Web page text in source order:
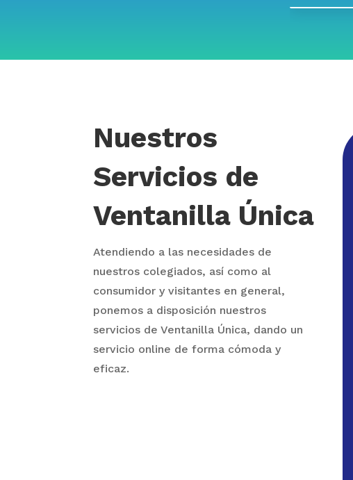
Nuestros
Servicios de
Ventanilla Única
Atendiendo a las necesidades de
nuestros colegiados, así como al
consumidor y visitantes en general,
ponemos a disposición nuestros
servicios de Ventanilla Única, dando un
servicio online de forma cómoda y
eficaz.